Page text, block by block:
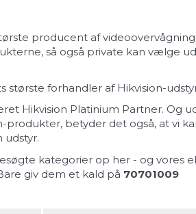
producent af
så også private kan vælge
største forhandler af Hikvision-
Hikvision Platinium Partner. Og
produkter, betyder det også, at vi
udstyr.
kategorier op her - og vores
giv dem et kald på 70701009